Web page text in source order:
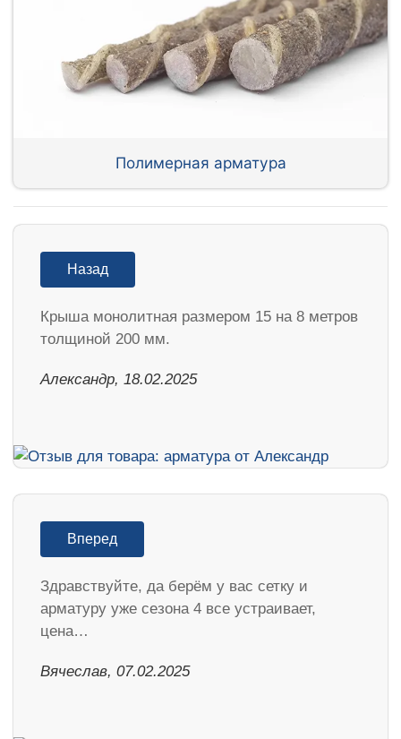
Полимерная арматура
Назад
Крыша монолитная размером 15 на 8 метров
толщиной 200 мм.
Александр, 18.02.2025
Вперед
Здравствуйте, да берём у вас сетку и
арматуру уже сезона 4 все устраивает,
цена…
Вячеслав, 07.02.2025